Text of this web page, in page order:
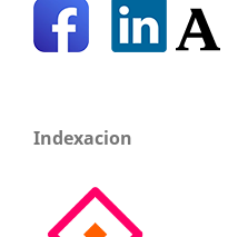
Indexacion